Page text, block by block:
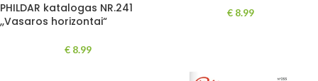
PHILDAR katalogas NR.241
,,Vasaros horizontai“
€8.99
€8.99